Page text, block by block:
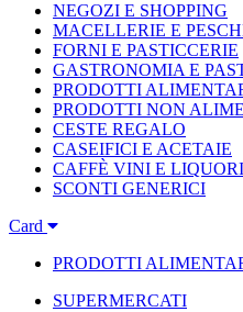
NEGOZI E SHOPPING
MACELLERIE E
FORNI E PASTICCERIE
GASTRONOMIA E
PRODOTTI
PRODOTTI NON
CESTE REGALO
CASEIFICI E ACETAIE
CAFFÈ VINI E LIQUORI
SCONTI GENERICI
Card
PRODOTTI
SUPERMERCATI